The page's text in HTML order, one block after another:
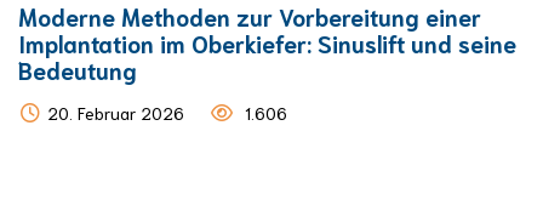
Moderne Methoden zur Vorbereitung einer
Implantation im Oberkiefer: Sinuslift und seine
Bedeutung
20. Februar 2026 1.606